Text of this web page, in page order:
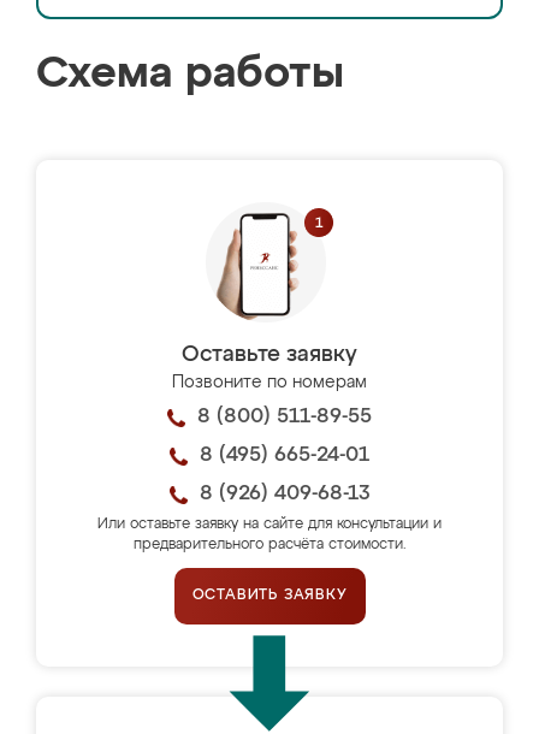
Схема работы
Оставьте заявку
Позвоните по номерам
8 (800) 511-89-55
8 (495) 665-24-01
8 (926) 409-68-13
Или оставьте заявку на сайте для консультации и
предварительного расчёта стоимости.
ОСТАВИТЬ ЗАЯВКУ